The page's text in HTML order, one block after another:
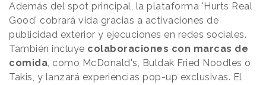
Además del spot principal, la plataforma 'Hurts Real
Good' cobrará vida gracias a activaciones de
publicidad exterior y ejecuciones en redes sociales.
También incluye colaboraciones con marcas de
comida, como McDonald's, Buldak Fried Noodles o
Takis, y lanzará experiencias pop-up exclusivas. El